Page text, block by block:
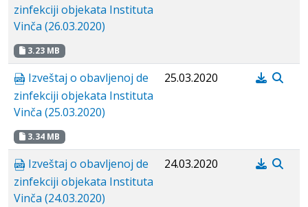
zinfekciji objekata Instituta
Vinča (26.03.2020)
3.23 MB
Izveštaj o obavljenoj de
zinfekciji objekata Instituta
Vinča (25.03.2020)
3.34 MB
25.03.2020
Izveštaj o obavljenoj de
zinfekciji objekata Instituta
Vinča (24.03.2020)
24.03.2020